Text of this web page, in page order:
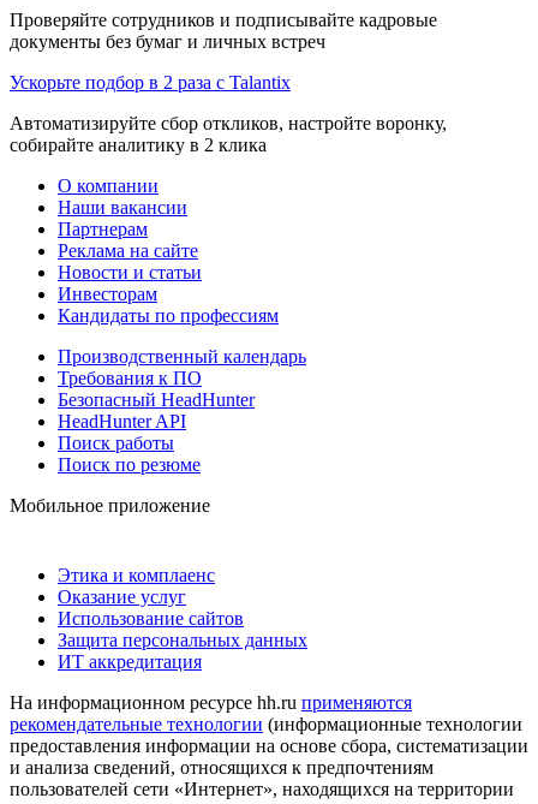
Проверяйте сотрудников и подписывайте кадровые
документы без бумаг и личных встреч
Ускорьте подбор в 2 раза с Talantix
Автоматизируйте сбор откликов, настройте воронку,
собирайте аналитику в 2 клика
О компании
Наши вакансии
Партнерам
Реклама на сайте
Новости и статьи
Инвесторам
Кандидаты по профессиям
Производственный календарь
Требования к ПО
Безопасный HeadHunter
HeadHunter API
Поиск работы
Поиск по резюме
Мобильное приложение
Этика и комплаенс
Оказание услуг
Использование сайтов
Защита персональных данных
ИТ аккредитация
На информационном ресурсе hh.ru применяются
рекомендательные технологии (информационные технологии
предоставления информации на основе сбора, систематизации
и анализа сведений, относящихся к предпочтениям
пользователей сети «Интернет», находящихся на территории